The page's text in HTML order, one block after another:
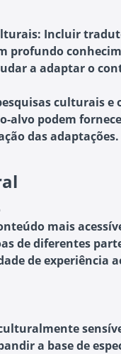
: Incluir
profundo
a adaptar o
culturais e
alvo podem
das adaptações.
mais
de diferentes
de experiência
a base de